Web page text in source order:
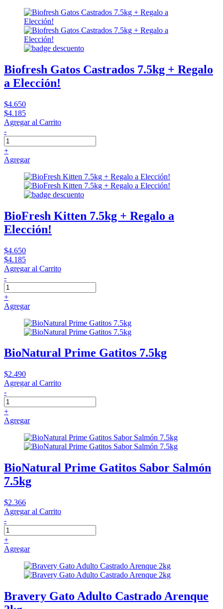
Biofresh Gatos Castrados 7.5kg + Regalo
a Elección!
$4.650
$4.185
Agregar al Carrito
-
+
Agregar
BioFresh Kitten 7.5kg + Regalo a
Elección!
$4.650
$4.185
Agregar al Carrito
-
+
Agregar
BioNatural Prime Gatitos 7.5kg
$2.490
Agregar al Carrito
-
+
Agregar
BioNatural Prime Gatitos Sabor Salmón
7.5kg
$2.366
Agregar al Carrito
-
+
Agregar
Bravery Gato Adulto Castrado Arenque